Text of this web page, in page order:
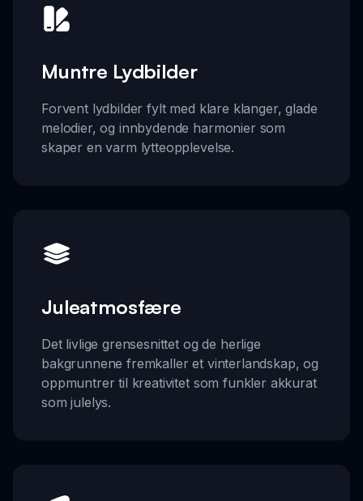
Muntre Lydbilder
Forvent lydbilder fylt med klare klanger, glade
melodier, og innbydende harmonier som
skaper en varm lytteopplevelse.
Juleatmosfære
Det livlige grensesnittet og de herlige
bakgrunnene fremkaller et vinterlandskap, og
oppmuntrer til kreativitet som funkler akkurat
som julelys.